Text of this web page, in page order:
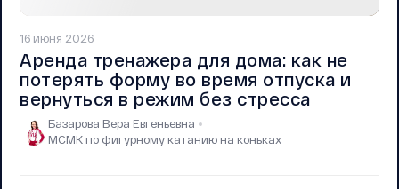
16 июня 2026
Аренда тренажера для дома: как не
потерять форму во время отпуска и
вернуться в режим без стресса
Базарова Вера Евгеньевна
МСМК по фигурному катанию на коньках